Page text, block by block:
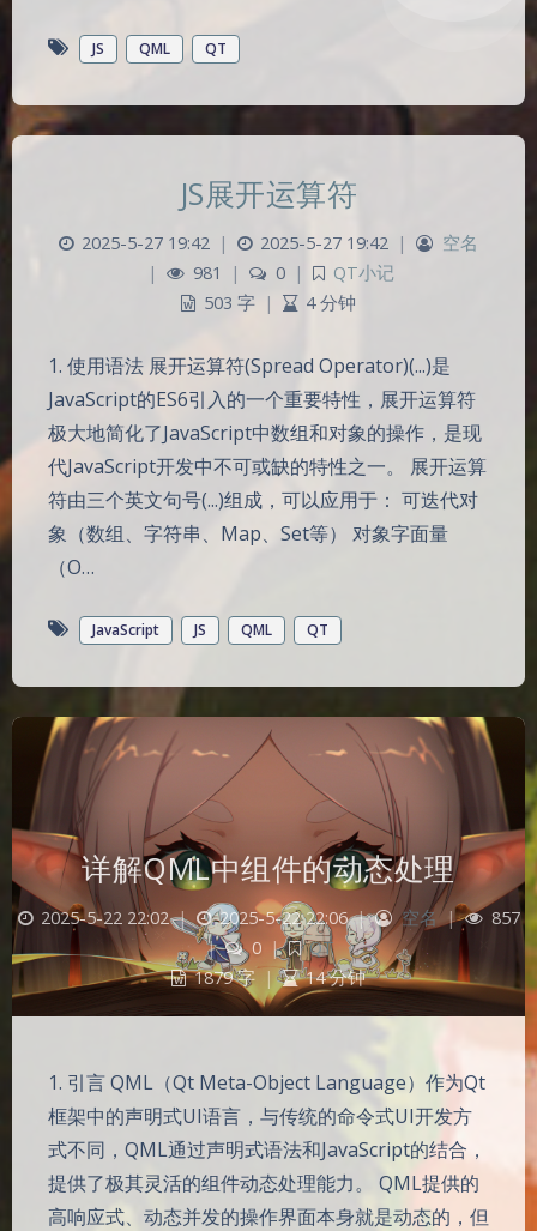
JS QML QT
JS展开运算符
2025-5-27 19:42 | 2025-5-27 19:42 |
空名
|
981 | 0 |
QT小记
503 字 | 4 分钟
1. 使用语法 展开运算符(Spread Operator)(...)是
JavaScript的ES6引入的一个重要特性，展开运算符
极大地简化了JavaScript中数组和对象的操作，是现
代JavaScript开发中不可或缺的特性之一。 展开运算
符由三个英文句号(...)组成，可以应用于： 可迭代对
象（数组、字符串、Map、Set等） 对象字面量
（O…
JavaScript JS QML QT
详解QML中组件的动态处理
2025-5-22 22:02 | 2025-5-22 22:06 | 空名 |
857
|
0 |
QT
1879 字 | 14 分钟
1. 引言 QML（Qt Meta-Object Language）作为Qt
框架中的声明式UI语言，与传统的命令式UI开发方
式不同，QML通过声明式语法和JavaScript的结合，
提供了极其灵活的组件动态处理能力。 QML提供的
高响应式、动态并发的操作界面本身就是动态的，但